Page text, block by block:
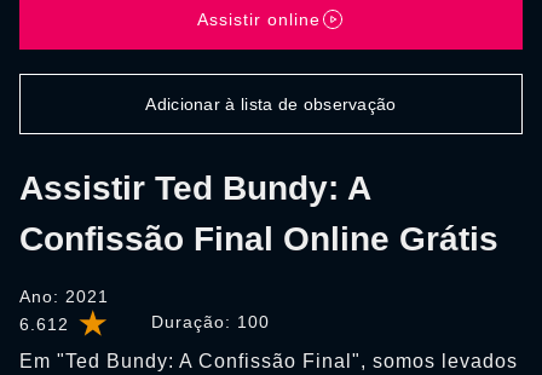
6.612 Duração: 100
Assistir Ted Bundy: A
Confissão Final Online Grátis
Ano: 2021
Em "Ted Bundy: A Confissão Final", somos levados
Assistir online
Adicionar à lista de observação